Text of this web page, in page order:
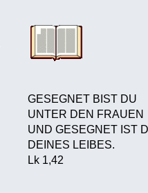
GESEGNET BIST DU
UNTER DEN FRAUEN
UND GESEGNET IST
DEINES LEIBES.
Lk 1,42